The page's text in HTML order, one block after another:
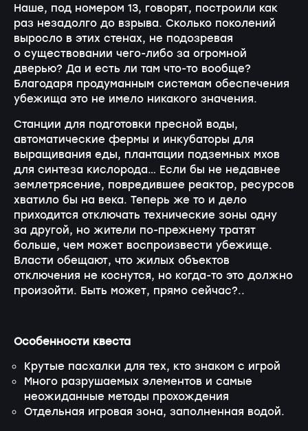
Наше, под номером 13, говорят, построили как
раз незадолго до взрыва. Сколько поколений
выросло в этих стенах, не подозревая
о существовании чего-либо за огромной
дверью? Да и есть ли там что-то вообще?
Благодаря продуманным системам обеспечения
убежища это не имело никакого значения.
Станции для подготовки пресной воды,
автоматические фермы и инкубаторы для
выращивания еды, плантации подземных мхов
для синтеза кислорода… Если бы не недавнее
землетрясение, повредившее реактор, ресурсов
хватило бы на века. Теперь же то и дело
приходится отключать технические зоны одну
за другой, но жители по-прежнему тратят
больше, чем может воспроизвести убежище.
Власти обещают, что жилых объектов
отключения не коснутся, но когда-то это должно
произойти. Быть может, прямо сейчас?..
Особенности квеста
Крутые пасхалки для тех, кто знаком с игрой
Много разрушаемых элементов и самые
неожиданные методы прохождения
Отдельная игровая зона, заполненная водой.